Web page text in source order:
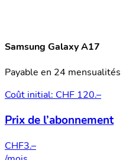
Samsung Galaxy A17
Payable en 24 mensualités
Coût initial: CHF 120.–
Prix de l’abonnement
CHF3.–